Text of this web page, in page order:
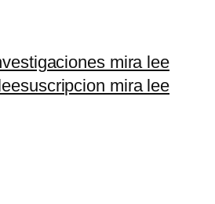
mira lee
suscripcion mira lee